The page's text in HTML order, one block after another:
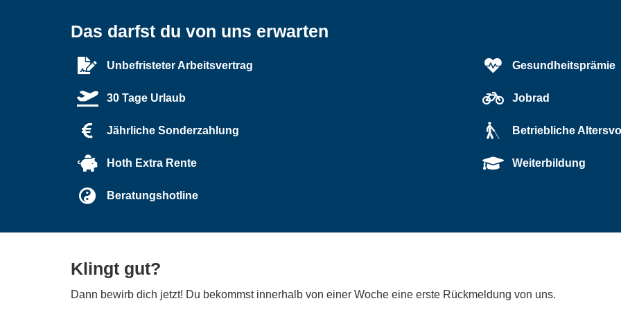
Das darfst du von uns erwarten
Unbefristeter Arbeitsvertrag Gesundheitsprämie
30 Tage Urlaub Jobrad
Jährliche Sonderzahlung Betriebliche
Hoth Extra Rente Weiterbildung
Beratungshotline
Klingt gut?
Dann bewirb dich jetzt! Du bekommst innerhalb von einer Woche eine erste Rückmeldung von uns.